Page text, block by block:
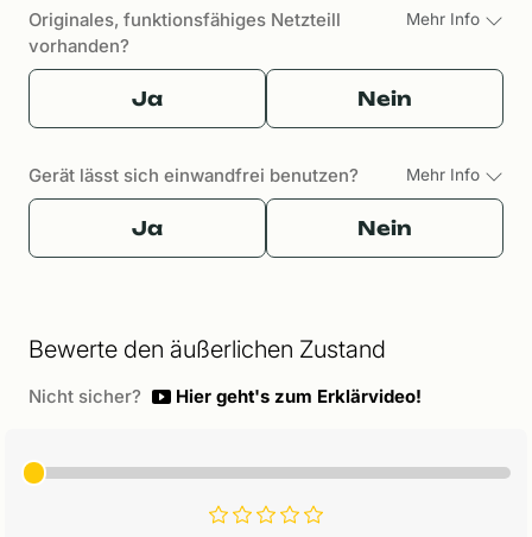
Originales, funktionsfähiges Netzteill
vorhanden?
Mehr Info
Ja Nein
Gerät lässt sich einwandfrei benutzen? Mehr Info
Ja Nein
Bewerte den äußerlichen Zustand
Nicht sicher? Hier geht's zum Erklärvideo!